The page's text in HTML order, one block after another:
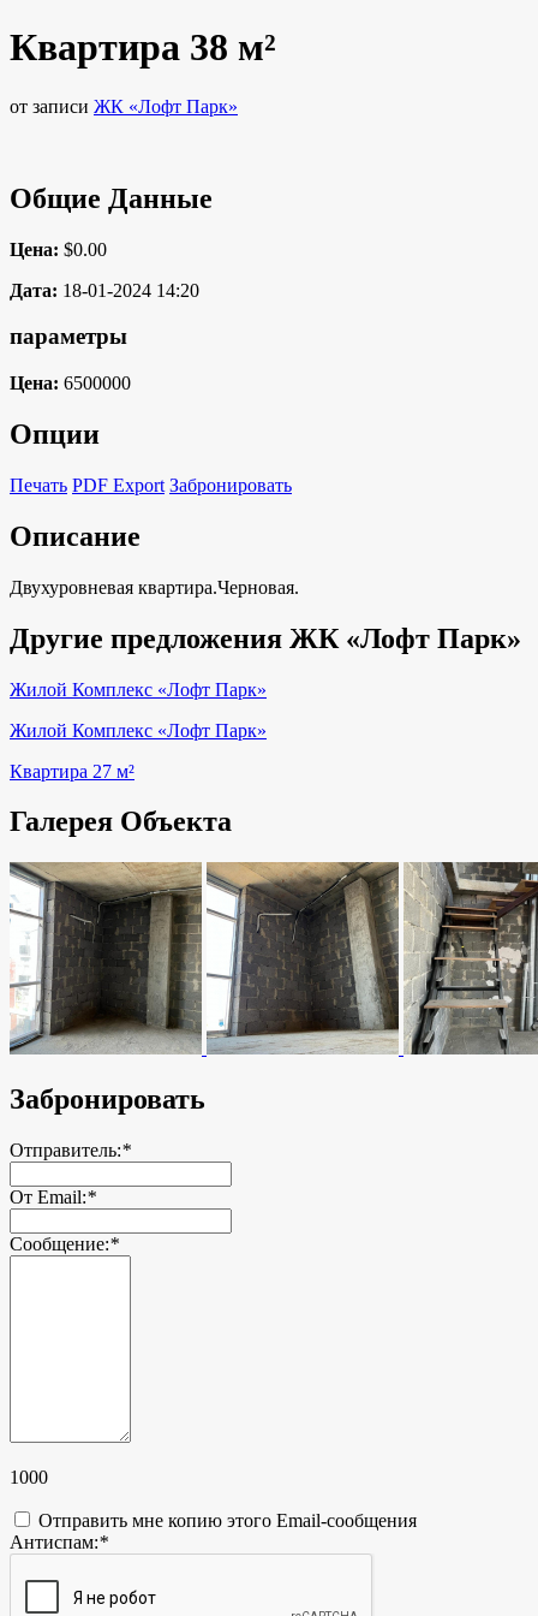
Квартира 38 м²
от записи ЖК «Лофт Парк»
Общие Данные
Цена: $0.00
Дата: 18-01-2024 14:20
параметры
Цена: 6500000
Опции
Печать PDF Export Забронировать
Описание
Двухуровневая квартира.Черновая.
Другие предложения ЖК «Лофт Парк»
Жилой Комплекс «Лофт Парк»
Жилой Комплекс «Лофт Парк»
Квартира 27 м²
Галерея Объекта
Забронировать
Отправитель:*
От Email:*
Сообщение:*
1000
Отправить мне копию этого Email-сообщения
Антиспам:*